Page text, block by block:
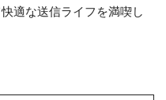
適な送信ライフを満喫し